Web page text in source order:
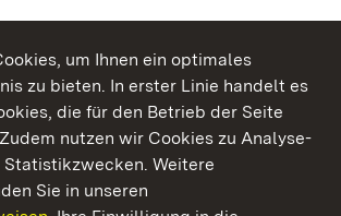
um Ihnen ein optimales
zu bieten. In erster Linie handelt es
die für den Betrieb der Seite
nutzen wir Cookies zu Analyse-
Statistikzwecken. Weitere
Sie in unseren
Genießen.